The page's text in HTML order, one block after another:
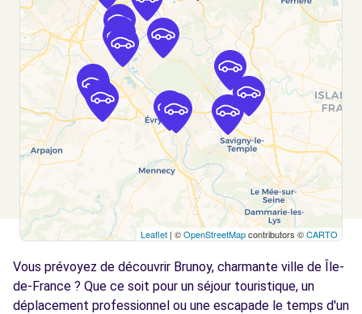
BONNEUIL-SUR-MARNE, 94380
Voir l'agence
Free2Move Rent - ETS DEBOUZY -
NOISEAU (C)
9.1
km
2 QUATER AV PIERRE MENDES FRANCE
NOISEAU, 94880
Free2Move Rent - GARAGE DUPLEIX -
9.5
km
80 AVENUE ANATOLE FRANCE
CHOISY-LE-ROI, 94600
Leaflet | ©OpenStreetMapcontributors ©CARTO
Vous prévoyez de découvrir Brunoy, charmante ville de Île-
de-France ? Que ce soit pour un séjour touristique, un
déplacement professionnel ou une escapade le temps d'un